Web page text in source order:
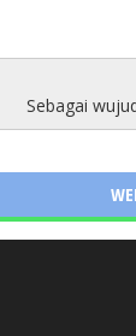
Sebagai